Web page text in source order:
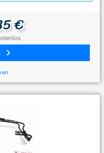
€
keyboard_arrow_right